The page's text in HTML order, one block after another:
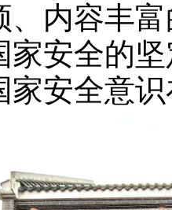
、内容丰
家安全的
家安全意